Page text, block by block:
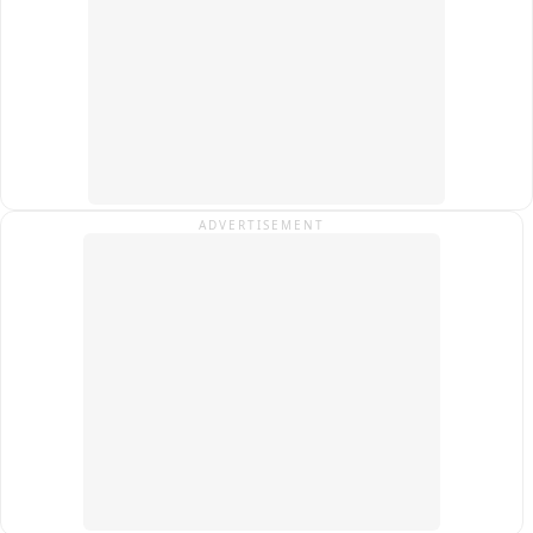
ADVERTISEMENT